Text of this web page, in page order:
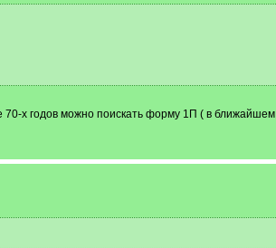
70-х годов можно поискать форму 1П ( в